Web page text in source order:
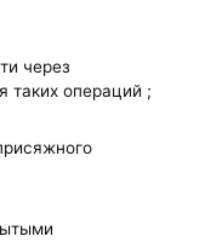
через
таких операций ;